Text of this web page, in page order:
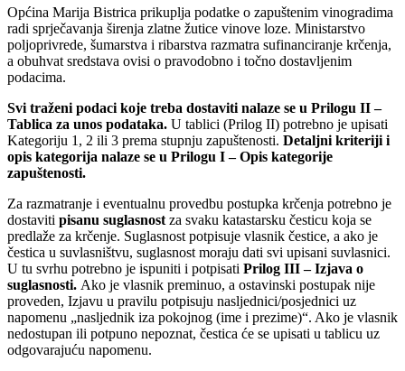
Općina Marija Bistrica prikuplja podatke o zapuštenim vinogradima
radi sprječavanja širenja zlatne žutice vinove loze. Ministarstvo
poljoprivrede, šumarstva i ribarstva razmatra sufinanciranje krčenja,
a obuhvat sredstava ovisi o pravodobno i točno dostavljenim
podacima.
Svi traženi podaci koje treba dostaviti nalaze se u Prilogu II –
Tablica za unos podataka. U tablici (Prilog II) potrebno je upisati
Kategoriju 1, 2 ili 3 prema stupnju zapuštenosti. Detaljni kriteriji i
opis kategorija nalaze se u Prilogu I – Opis kategorije
zapuštenosti.
Za razmatranje i eventualnu provedbu postupka krčenja potrebno je
dostaviti pisanu suglasnost za svaku katastarsku česticu koja se
predlaže za krčenje. Suglasnost potpisuje vlasnik čestice, a ako je
čestica u suvlasništvu, suglasnost moraju dati svi upisani suvlasnici.
U tu svrhu potrebno je ispuniti i potpisati Prilog III – Izjava o
suglasnosti. Ako je vlasnik preminuo, a ostavinski postupak nije
proveden, Izjavu u pravilu potpisuju nasljednici/posjednici uz
napomenu „nasljednik iza pokojnog (ime i prezime)“. Ako je vlasnik
nedostupan ili potpuno nepoznat, čestica će se upisati u tablicu uz
odgovarajuću napomenu.